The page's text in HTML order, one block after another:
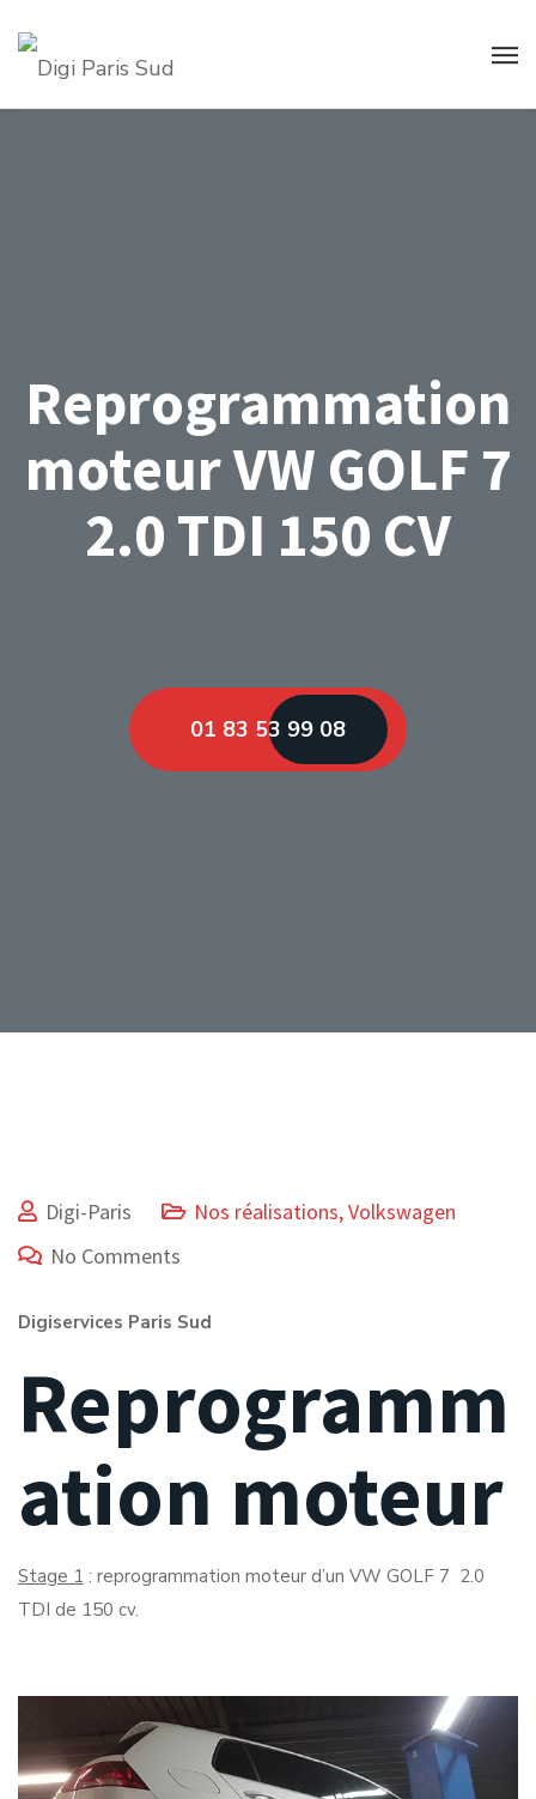
Reprogrammation
moteur VW GOLF 7
2.0 TDI 150 CV
01 83 53 99 08
Digi-Paris Nos réalisations,Volkswagen
No Comments
Digiservices Paris Sud
Reprogramm
ation moteur
Stage 1 : reprogrammation moteur d’un VW GOLF 7 2.0
TDI de 150 cv.